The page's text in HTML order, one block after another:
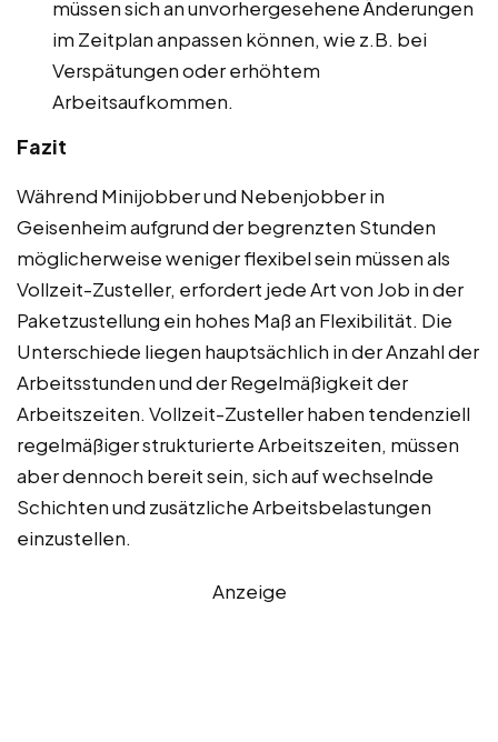
müssen sich an unvorhergesehene Änderungen
im Zeitplan anpassen können, wie z.B. bei
Verspätungen oder erhöhtem
Arbeitsaufkommen.
Fazit
Während Minijobber und Nebenjobber in
Geisenheim aufgrund der begrenzten Stunden
möglicherweise weniger flexibel sein müssen als
Vollzeit-Zusteller, erfordert jede Art von Job in der
Paketzustellung ein hohes Maß an Flexibilität. Die
Unterschiede liegen hauptsächlich in der Anzahl der
Arbeitsstunden und der Regelmäßigkeit der
Arbeitszeiten. Vollzeit-Zusteller haben tendenziell
regelmäßiger strukturierte Arbeitszeiten, müssen
aber dennoch bereit sein, sich auf wechselnde
Schichten und zusätzliche Arbeitsbelastungen
einzustellen.
Anzeige